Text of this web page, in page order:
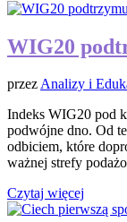
WIG20
przezAnalizy i
Indeks WIG20 pod
podwójne dno. Od
odbiciem, które
ważnej strefy
Czytaj więcej